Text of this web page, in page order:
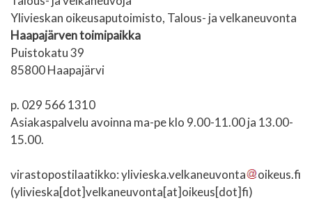
Ylivieskan oikeusaputoimisto, Talous- ja velkaneuvonta
Haapajärven toimipaikka
Puistokatu 39
85800 Haapajärvi
p. 029 566 1310
Asiakaspalvelu avoinna ma-pe klo 9.00-11.00 ja 13.00-
15.00.
virastopostilaatikko:ylivieska.velkaneuvonta
oikeus.fi
(ylivieska[dot]velkaneuvonta[at]oikeus[dot]fi)